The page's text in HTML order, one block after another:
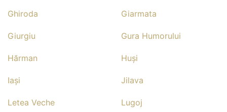
Ghiroda Giarmata
Giurgiu Gura Humorului
Hărman Huşi
Iaşi Jilava
Letea Veche Lugoj